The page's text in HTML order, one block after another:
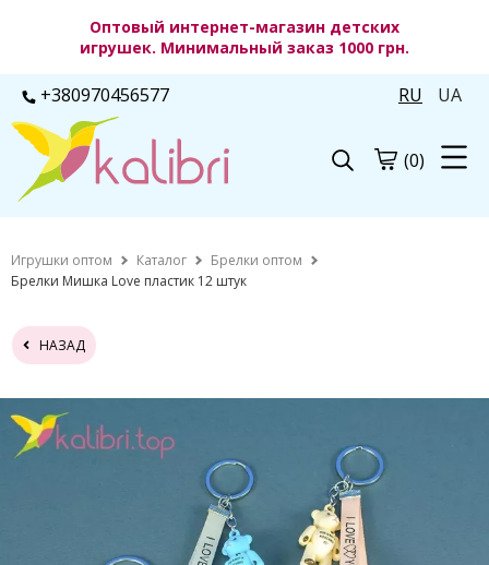
Оптовый интернет-магазин детских
игрушек. Минимальный заказ 1000 грн.
+380970456577 RU UA
(0)
Игрушки оптом Каталог
Брелки оптом
Брелки Мишка Love пластик 12 штук
НАЗАД